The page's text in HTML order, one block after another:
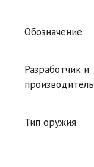
Обозначение
Разработчик и
производитель
Тип оружия